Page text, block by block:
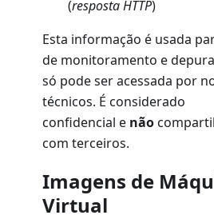
(resposta HTTP)
Esta informação é usada
de monitoramento e
só pode ser acessada por
técnicos. É considerado
confidencial e não
com terceiros.
Imagens de
Virtual